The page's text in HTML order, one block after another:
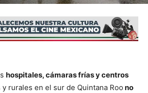
hospitales, cámaras frías y centros
y rurales en el sur de Quintana Roo no